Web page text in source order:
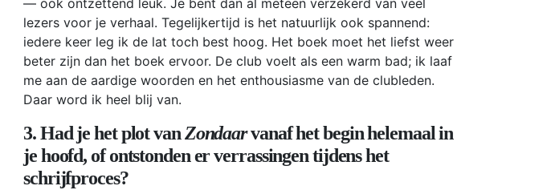
lezers voor je verhaal. Tegelijkertijd is het natuurlijk ook spannend:
iedere keer leg ik de lat toch best hoog. Het boek moet het liefst weer
beter zijn dan het boek ervoor. De club voelt als een warm bad; ik laaf
me aan de aardige woorden en het enthousiasme van de clubleden.
Daar word ik heel blij van.
3. Had je het plot vanZondaarvanaf het begin helemaal in
je hoofd, of ontstonden er verrassingen tijdens het
schrijfproces?